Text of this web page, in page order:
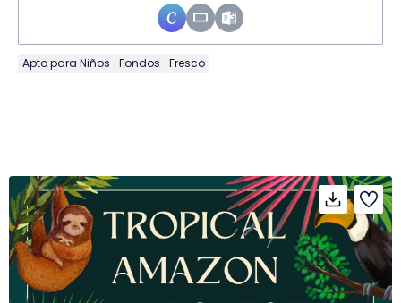
Apto para Niños Fondos Fresco